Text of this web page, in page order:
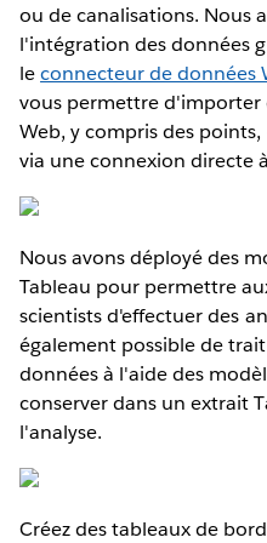
ou de canalisations. Nous
l'intégration des données
leconnecteur de données
vous permettre d'importer
Web, y compris des
via une connexion directe
Nous avons déployé des
Tableau pour permettre
scientists d'effectuer des
également possible de
données à l'aide des
conserver dans un extrait
l'analyse.
Créez des tableaux de